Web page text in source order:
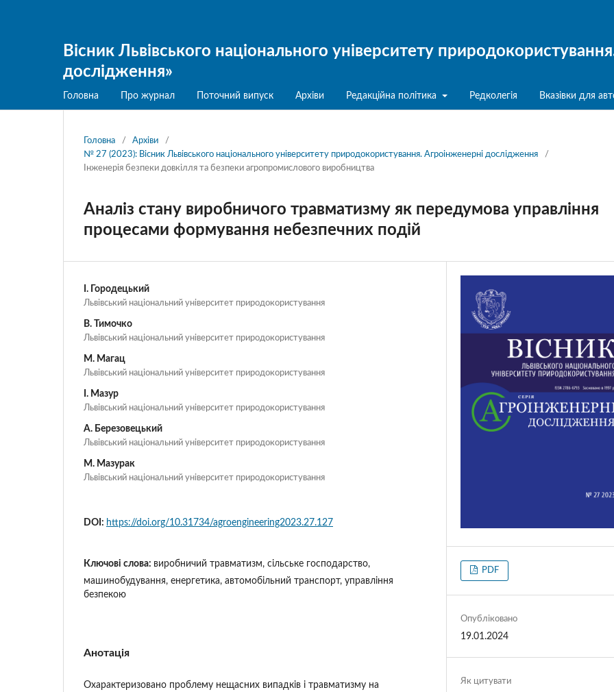
Вісник Львівського національного університету
дослідження»
Головна Про журнал Поточний випуск Архіви Редакційна політика Редколегія Вказівки для
Головна / Архіви
/
№ 27 (2023): Вісник Львівського національного університету природокористування. Агроінженерні дослідження
/
Інженерія безпеки довкілля та безпеки агропромислового виробництва
Аналіз стану виробничого травматизму як передумова управління
процесами формування небезпечних подій
І. Городецький
Львівський національний університет природокористування
В. Тимочко
Львівський національний університет природокористування
М. Магац
Львівський національний університет природокористування
І. Мазур
Львівський національний університет природокористування
А. Березовецький
Львівський національний університет природокористування
М. Мазурак
Львівський національний університет природокористування
DOI: https://doi.org/10.31734/agroengineering2023.27.127
Ключові слова: виробничий травматизм, сільське господарство,
машинобудування, енергетика, автомобільний транспорт, управління
безпекою
Анотація
Охарактеризовано проблему нещасних випадків і травматизму на
PDF
Опубліковано
19.01.2024
Як цитувати